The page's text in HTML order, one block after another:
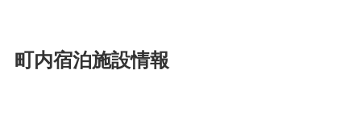
町内宿泊施設情報